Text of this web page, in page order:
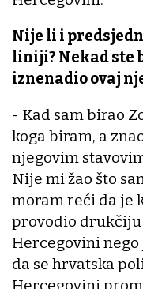
Nije li i
liniji? Nekad ste
iznenadio ovaj
- Kad sam birao
koga biram, a
njegovim
Nije mi žao što
moram reći da je
provodio
Hercegovini nego
da se hrvatska